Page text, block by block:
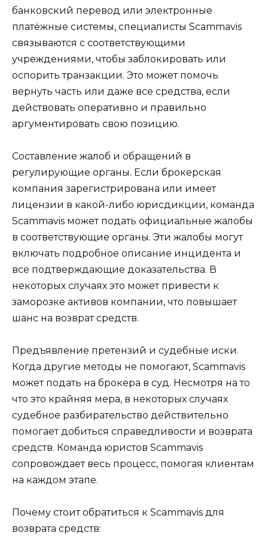
банковский перевод или электронные
платёжные системы, специалисты Scammavis
связываются с соответствующими
учреждениями, чтобы заблокировать или
оспорить транзакции. Это может помочь
вернуть часть или даже все средства, если
действовать оперативно и правильно
аргументировать свою позицию.
Составление жалоб и обращений в
регулирующие органы. Если брокерская
компания зарегистрирована или имеет
лицензии в какой-либо юрисдикции, команда
Scammavis может подать официальные жалобы
в соответствующие органы. Эти жалобы могут
включать подробное описание инцидента и
все подтверждающие доказательства. В
некоторых случаях это может привести к
заморозке активов компании, что повышает
шанс на возврат средств.
Предъявление претензий и судебные иски.
Когда другие методы не помогают, Scammavis
может подать на брокера в суд. Несмотря на то
что это крайняя мера, в некоторых случаях
судебное разбирательство действительно
помогает добиться справедливости и возврата
средств. Команда юристов Scammavis
сопровождает весь процесс, помогая клиентам
на каждом этапе.
Почему стоит обратиться к Scammavis для
возврата средств: